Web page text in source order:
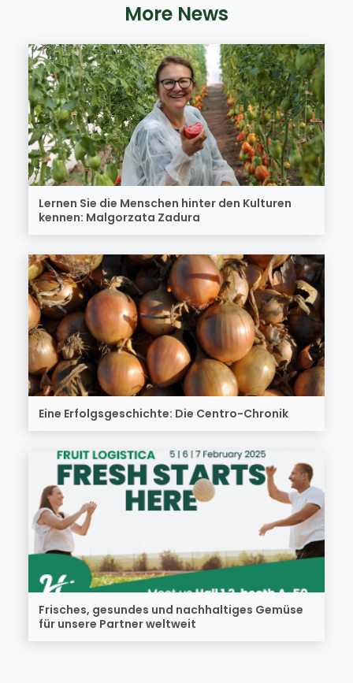
More News
Lernen Sie die Menschen hinter den Kulturen
kennen: Malgorzata Zadura
Eine Erfolgsgeschichte: Die Centro-Chronik
Frisches, gesundes und nachhaltiges Gemüse
für unsere Partner weltweit